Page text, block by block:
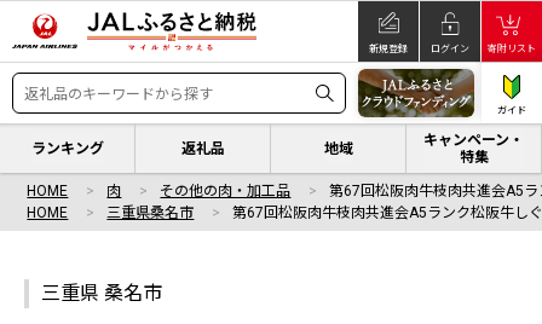
新規登録 ログイン 寄附リスト
ガイド
ランキング 返礼品 地域
キャンペーン・
特集
HOME 肉 その他の肉・加工品
第67回松阪肉牛枝肉共進会A5
HOME
三重県桑名市 第67回松阪肉牛枝肉共進会A5ランク松阪牛し
三重県 桑名市